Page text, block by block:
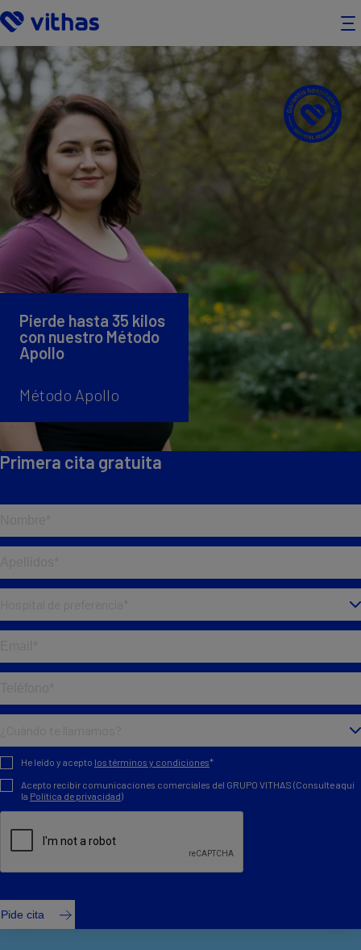
Pierde hasta 35 kilos
con nuestro Método
Apollo
Método Apollo
Primera cita gratuita
Has olvidado añadir tu nombre
Has olvidado añadir tus apellidos
Has olvidado seleccionar hospital
Introduce un email válido
Introduce un teléfono válido
Has olvidado añadir este campo
He leído y acepto los términos y condiciones*
Debes seleccionar esta casilla
Acepto recibir comunicaciones comerciales del GRUPO VITHAS (Consulte aquí
la Política de privacidad)
Pide cita